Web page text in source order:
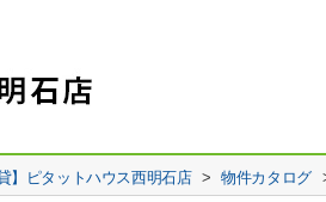
】ピタットハウス西明石店 > 物件カタログ